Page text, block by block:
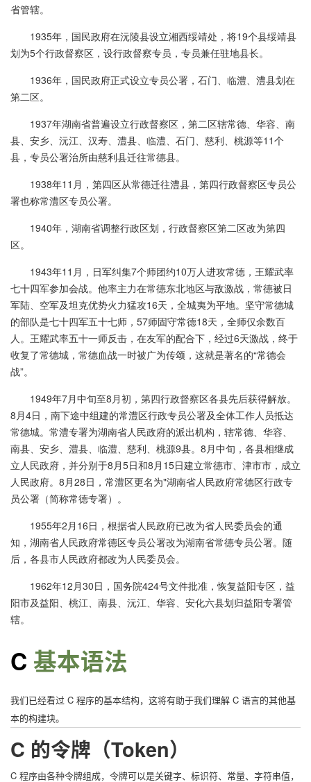
省管辖。
1935年，国民政府在沅陵县设立湘西绥靖处，将19个县绥靖县
划为5个行政督察区，设行政督察专员，专员兼任驻地县长。
1936年，国民政府正式设立专员公署，石门、临澧、澧县划在
第二区。
1937年湖南省普遍设立行政督察区，第二区辖常德、华容、南
县、安乡、沅江、汉寿、澧县、临澧、石门、慈利、桃源等11个
县，专员公署治所由慈利县迁往常德县。
1938年11月，第四区从常德迁往澧县，第四行政督察区专员公
署也称常澧区专员公署。
1940年，湖南省调整行政区划，行政督察区第二区改为第四
区。
1943年11月，日军纠集7个师团约10万人进攻常德，王耀武率
七十四军参加会战。他率主力在常德东北地区与敌激战，常德被日
军陆、空军及坦克优势火力猛攻16天，全城夷为平地。坚守常德城
的部队是七十四军五十七师，57师固守常德18天，全师仅余数百
人。王耀武率五十一师反击，在友军的配合下，经过6天激战，终于
收复了常德城，常德血战一时被广为传颂，这就是著名的“常德会
战”。
1949年7月中旬至8月初，第四行政督察区各县先后获得解放。
8月4日，南下途中组建的常澧区行政专员公署及全体工作人员抵达
常德城。常澧专署为湖南省人民政府的派出机构，辖常德、华容、
南县、安乡、澧县、临澧、慈利、桃源9县。8月中旬，各县相继成
立人民政府，并分别于8月5日和8月15日建立常德市、津市市，成立
人民政府。8月28日，常澧区更名为"湖南省人民政府常德区行政专
员公署（简称常德专署）。
1955年2月16日，根据省人民政府已改为省人民委员会的通
知，湖南省人民政府常德区专员公署改为湖南省常德专员公署。随
后，各县市人民政府都改为人民委员会。
1962年12月30日，国务院424号文件批准，恢复益阳专区，益
阳市及益阳、桃江、南县、沅江、华容、安化六县划归益阳专署管
辖。
C 基本语法
我们已经看过 C 程序的基本结构，这将有助于我们理解 C 语言的其他基
本的构建块。
C 的令牌（Token）
C 程序由各种令牌组成，令牌可以是关键字、标识符、常量、字符串值，